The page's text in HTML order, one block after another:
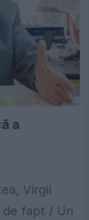
a
Virgil
de fapt / Un